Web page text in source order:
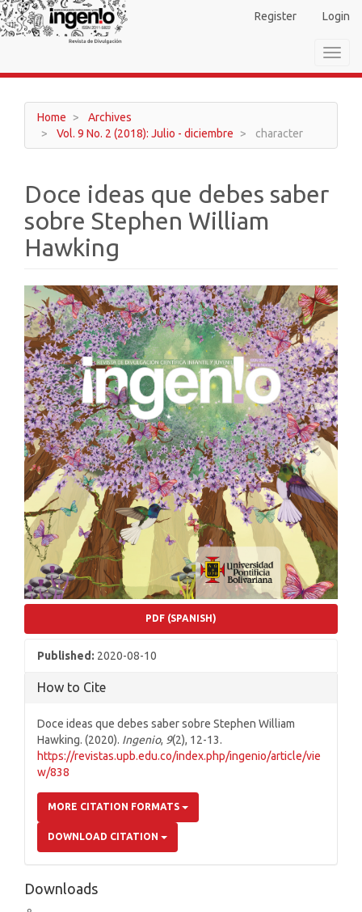
Main
Navigation
Main
Sidebar
Register Login
Home
Archives
Vol. 9 No. 2 (2018): Julio - diciembre
character
Doce ideas que debes saber
sobre Stephen William
Hawking
Article
Sidebar
PDF (SPANISH)
Published: 2020-08-10
How to Cite
Doce ideas que debes saber sobre Stephen William
Hawking. (2020). Ingenio, 9(2), 12-13.
https://revistas.upb.edu.co/index.php/ingenio/article/vie
w/838
MORE CITATION FORMATS
DOWNLOAD CITATION
Downloads